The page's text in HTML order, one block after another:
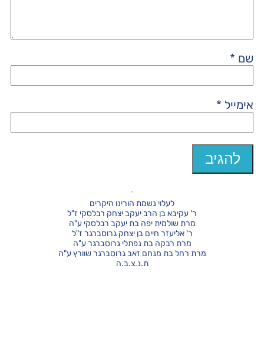
שם *
אימייל *
לעלוי נשמת הורינו היקרים
ר' עקיבא בן הרב יעקב יצחק רבלסקי ז"ל
מרת שולמית יפה בת יעקב רבלסקי ע"ה
ר' אליעזר חיים בן יצחק גרוסברגר ז"ל
מרת רבקה בת נפתלי גרוסברגר ע"ה
מרת רחל בת מנחם זאב גרוסברגר שוורץ ע"ה
ת.נ.צ.ב.ה